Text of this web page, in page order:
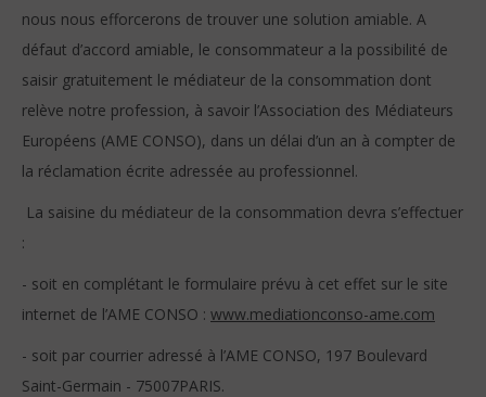
nous nous efforcerons de trouver une solution amiable. A
défaut d’accord amiable, le consommateur a la possibilité de
saisir gratuitement le médiateur de la consommation dont
relève notre profession, à savoir l’Association des Médiateurs
Européens (AME CONSO), dans un délai d’un an à compter de
la réclamation écrite adressée au professionnel.
La saisine du médiateur de la consommation devra s’effectuer
:
- soit en complétant le formulaire prévu à cet effet sur le site
internet de l’AME CONSO : www.mediationconso-ame.com
- soit par courrier adressé à l’AME CONSO, 197 Boulevard
Saint-Germain - 75007PARIS.